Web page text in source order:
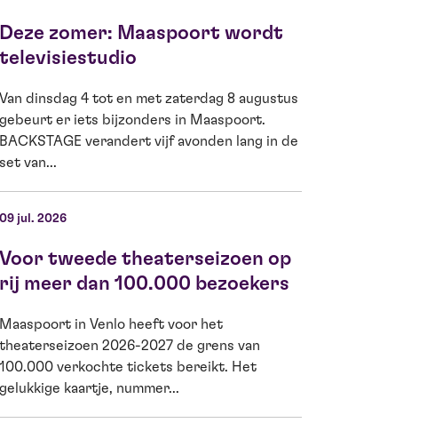
Deze zomer: Maaspoort wordt
televisiestudio
Van dinsdag 4 tot en met zaterdag 8 augustus
gebeurt er iets bijzonders in Maaspoort.
BACKSTAGE verandert vijf avonden lang in de
set van...
09 jul. 2026
Voor tweede theaterseizoen op
rij meer dan 100.000 bezoekers
Maaspoort in Venlo heeft voor het
theaterseizoen 2026-2027 de grens van
100.000 verkochte tickets bereikt. Het
gelukkige kaartje, nummer...